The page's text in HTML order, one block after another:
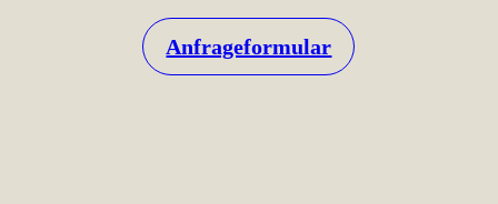
Anfrageformular